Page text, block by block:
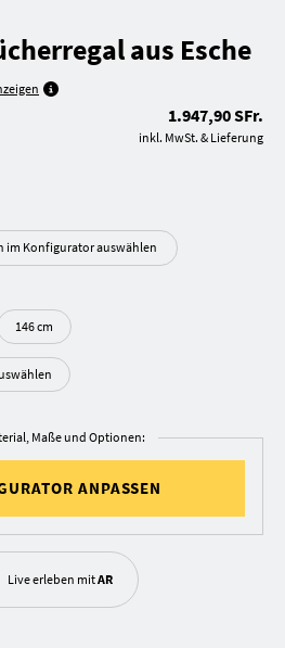
aus Esche
1.947,90 SFr.
inkl. MwSt. & Lieferung
im Konfigurator auswählen
146 cm
Maße und Optionen:
ANPASSEN
Live erleben mitAR